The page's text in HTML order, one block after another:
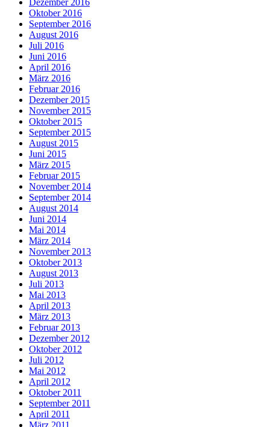
Dezember 2016
Oktober 2016
September 2016
August 2016
Juli 2016
Juni 2016
April 2016
März 2016
Februar 2016
Dezember 2015
November 2015
Oktober 2015
September 2015
August 2015
Juni 2015
März 2015
Februar 2015
November 2014
September 2014
August 2014
Juni 2014
Mai 2014
März 2014
November 2013
Oktober 2013
August 2013
Juli 2013
Mai 2013
April 2013
März 2013
Februar 2013
Dezember 2012
Oktober 2012
Juli 2012
Mai 2012
April 2012
Oktober 2011
September 2011
April 2011